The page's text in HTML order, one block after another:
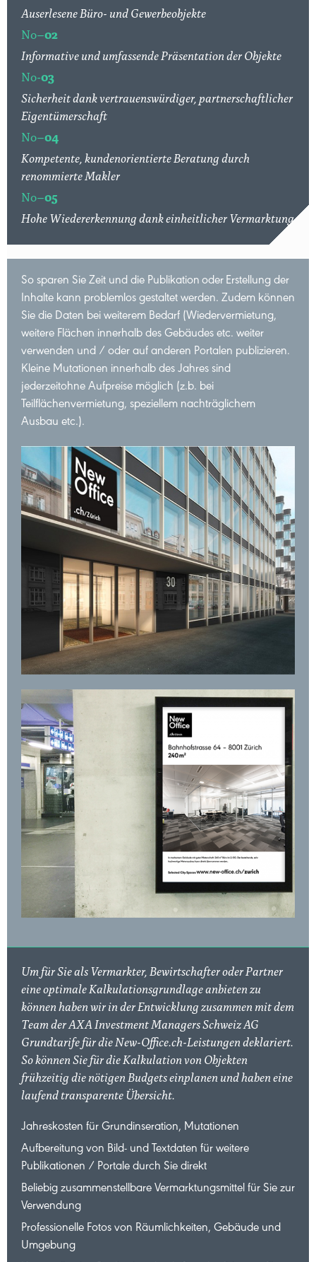
Auserlesene Büro- und Gewerbeobjekte
No–02
Informative und umfassende Präsentation der Objekte
No-03
Sicherheit dank vertrauenswürdiger, partnerschaftlicher
Eigentümerschaft
No–04
Kompetente, kundenorientierte Beratung durch
renommierte Makler
No–05
Hohe Wiedererkennung dank einheitlicher Vermarktung
So sparen Sie Zeit und die Publikation oder Erstellung der
Inhalte kann problemlos gestaltet werden. Zudem können
Sie die Daten bei weiterem Bedarf (Wiedervermietung,
weitere Flächen innerhalb des Gebäudes etc. weiter
verwenden und / oder auf anderen Portalen publizieren.
Kleine Mutationen innerhalb des Jahres sind
jederzeitohne Aufpreise möglich (z.b. bei
Teilflächenvermietung, speziellem nachträglichem
Ausbau etc.).
Um für Sie als Vermarkter, Bewirtschafter oder Partner
eine optimale Kalkulationsgrundlage anbieten zu
können haben wir in der Entwicklung zusammen mit dem
Team der AXA Investment Managers Schweiz AG
Grundtarife für die New-Office.ch-Leistungen deklariert.
So können Sie für die Kalkulation von Objekten
frühzeitig die nötigen Budgets einplanen und haben eine
laufend transparente Übersicht.
Jahreskosten für Grundinseration, Mutationen
Aufbereitung von Bild- und Textdaten für weitere
Publikationen / Portale durch Sie direkt
Beliebig zusammenstellbare Vermarktungsmittel für Sie zur
Verwendung
Professionelle Fotos von Räumlichkeiten, Gebäude und
Umgebung